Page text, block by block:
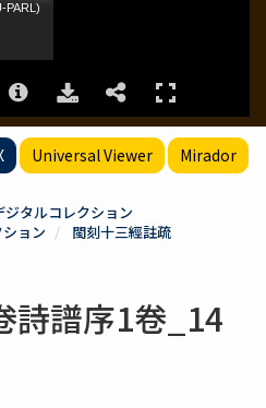
Universal Viewer Mirador
タルコレクション
ョン
閩刻十三經註疏
詩譜序1卷_14